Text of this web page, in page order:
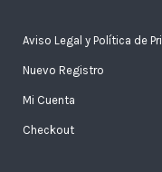
Aviso Legal y Política de
Nuevo Registro
Mi Cuenta
Checkout